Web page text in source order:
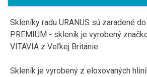
Skleníky radu URANUS sú zaradené
PREMIUM - skleník je vyrobený
VITAVIA z Veľkej Británie.
Skleník je vyrobený z eloxovaných